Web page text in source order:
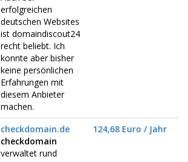
erfolgreichen
deutschen Websites
ist domaindiscout24
recht beliebt. Ich
konnte aber bisher
keine persönlichen
Erfahrungen mit
diesem Anbieter
machen.
checkdomain.de
checkdomain
verwaltet rund
124,68 Euro / Jahr